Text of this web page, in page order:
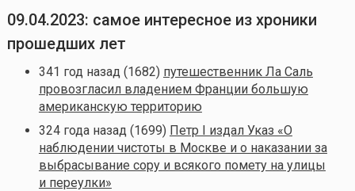
09.04.2023: самое интересное из хроники
прошедших лет
341 год назад (1682) путешественник Ла Саль
провозгласил владением Франции большую
американскую территорию
324 года назад (1699) Петр I издал Указ «О
наблюдении чистоты в Москве и о наказании за
выбрасывание сору и всякого помету на улицы
и переулки»